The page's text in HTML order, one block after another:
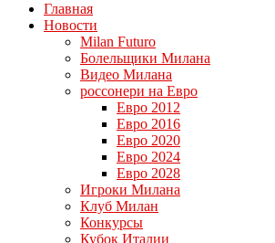
Главная
Новости
Milan Futuro
Болельщики Милана
Видео Милана
россонери на Евро
Евро 2012
Евро 2016
Евро 2020
Евро 2024
Евро 2028
Игроки Милана
Клуб Милан
Конкурсы
Кубок Италии